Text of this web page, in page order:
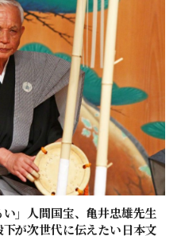
い」人間国宝、亀井忠雄先生
が次世代に伝えたい日本文